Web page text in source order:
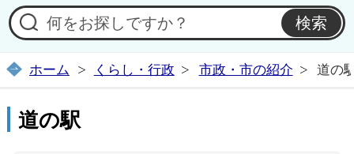
ホーム くらし・行政 市政・市の紹介 道の
道の駅